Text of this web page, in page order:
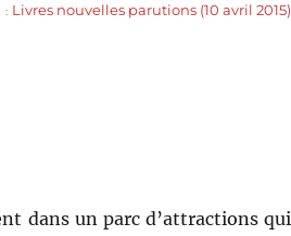
Livres nouvelles parutions (10 avril 2015)
dans un parc d’attractions qui